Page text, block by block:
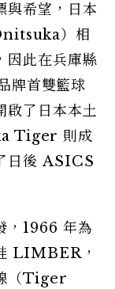
與希望，日本
）相
因此在兵庫縣
牌首雙籃球
啟了日本本土
Tiger 則成
日後 ASICS
，1966 年為
LIMBER，
（Tiger